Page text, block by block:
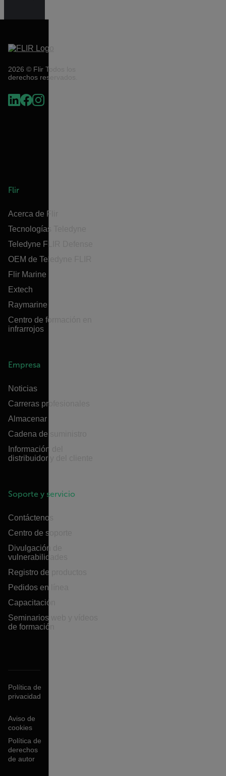
2026 © Flir Todos los
derechos reservados.
Flir
Acerca de Flir
Tecnologías Teledyne
Teledyne FLIR Defense
OEM de Teledyne FLIR
Flir Marine
Extech
Raymarine
Centro de formación en
infrarrojos
Empresa
Noticias
Carreras profesionales
Almacenar
Cadena de suministro
Información del
distribuidor y del cliente
Soporte y servicio
Contáctenos
Centro de soporte
Divulgación de
vulnerabilidades
Registro de productos
Pedidos en línea
Capacitación
Seminarios web y vídeos
de formación
Política de
privacidad
Aviso de
cookies
Política de
derechos
de autor